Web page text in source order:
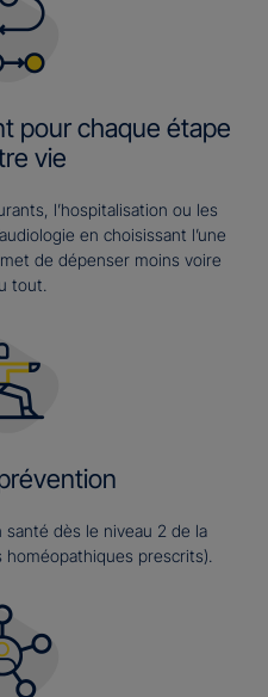
pour chaque étape
vie
l’hospitalisation ou les
en choisissant l’une
de dépenser moins voire
tout.
dès le niveau 2 de la
prescrits).